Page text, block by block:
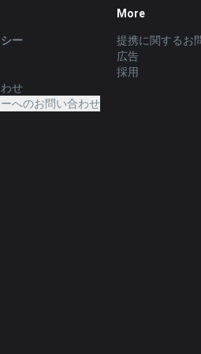
ー
せ
へのお問い合わせ
More
提携に関するお
広告
採用